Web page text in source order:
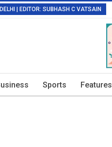
| EDITOR: SUBHASH C VATSAIN
Sports Features